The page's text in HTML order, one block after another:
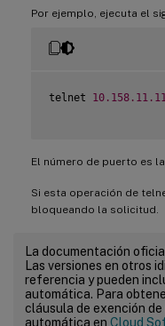
Por ejemplo, ejecuta el
telnet 10.158 .11 .11
El número de puerto es
Si esta operación de
bloqueando la solicitud.
La documentación
Las versiones en otros
referencia y pueden
automática. Para
cláusula de exención
automática en Cloud